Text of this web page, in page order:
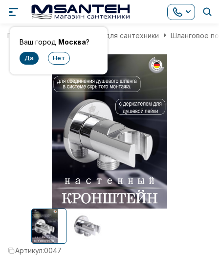
Ваш город Москва?
Главная Комплектующие для сантехники Шланговое
Артикул:0047